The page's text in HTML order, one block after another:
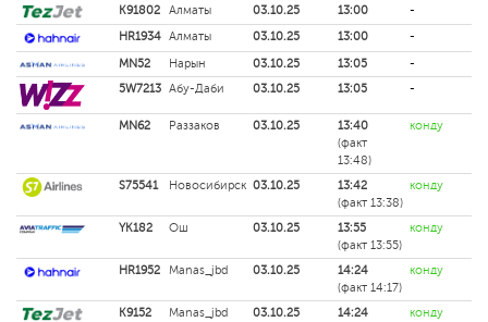
K91802 Алматы 03.10.25 13:00
-
HR1934 Алматы 03.10.25 13:00
-
MN52
Нарын 03.10.25 13:05
-
5W7213 Абу-Даби 03.10.25 13:05 -
MN62 Раззаков 03.10.25
13:40
(факт
13:48)
конду
S75541 Новосибирск 03.10.25
13:42
(факт 13:38)
конду
YK182 Ош 03.10.25
13:55
(факт 13:55)
конду
HR1952 Manas_jbd 03.10.25
14:24
(факт 14:17)
конду
K9152 Manas_jbd 03.10.25
14:24
конду